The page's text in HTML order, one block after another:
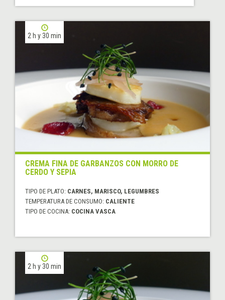
2 h y 30 min
CREMA FINA DE GARBANZOS CON MORRO DE
CERDO Y SEPIA
TIPO DE PLATO: CARNES, MARISCO, LEGUMBRES
TEMPERATURA DE CONSUMO: CALIENTE
TIPO DE COCINA: COCINA VASCA
2 h y 30 min